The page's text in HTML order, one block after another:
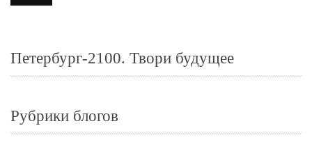
Петербург-2100. Твори будущее
Рубрики блогов